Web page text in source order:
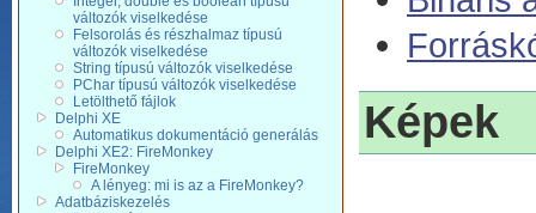
változók viselkedése
Felsorolás és részhalmaz típusú
változók viselkedése
String típusú változók viselkedése
PChar típusú változók viselkedése
Letölthető fájlok
Delphi XE
Automatikus dokumentáció generálás
Delphi XE2: FireMonkey
FireMonkey
A lényeg: mi is az a FireMonkey?
Adatbáziskezelés
Képek